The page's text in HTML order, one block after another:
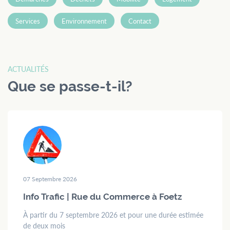
Contact
Formulaires Jobs
Mairie de
Mondercange
BP 50 L-3901
Mondercange
d’ouverture
et de13:00à16:00
access
Services Environnement Contact
ACTUALITÉS
Que se passe-t-il?
07 Septembre 2026
Info Trafic | Rue du Commerce à Foetz
À partir du 7 septembre 2026 et pour une durée estimée
de deux mois